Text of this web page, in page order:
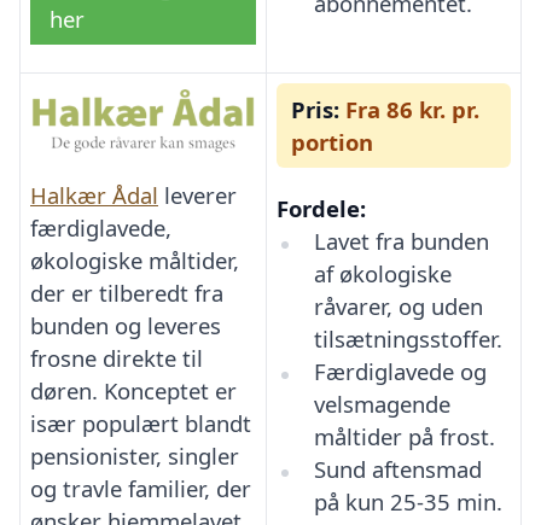
her
Halkær Ådal leverer
færdiglavede,
økologiske måltider,
der er tilberedt fra
bunden og leveres
frosne direkte til
døren. Konceptet er
især populært blandt
pensionister, singler
og travle familier, der
Pris: Fra 86 kr. pr.
portion
Fordele:
Lavet fra bunden
af økologiske
råvarer, og uden
tilsætningsstoffer.
Færdiglavede og
velsmagende
måltider på frost.
Sund aftensmad
på kun 25-35 min.